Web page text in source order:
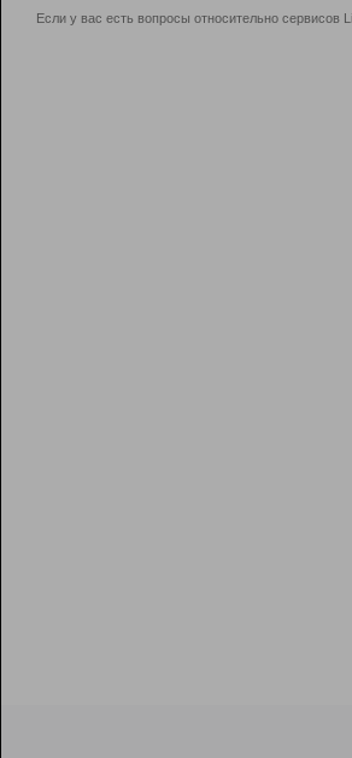
Если у вас есть вопросы относительно